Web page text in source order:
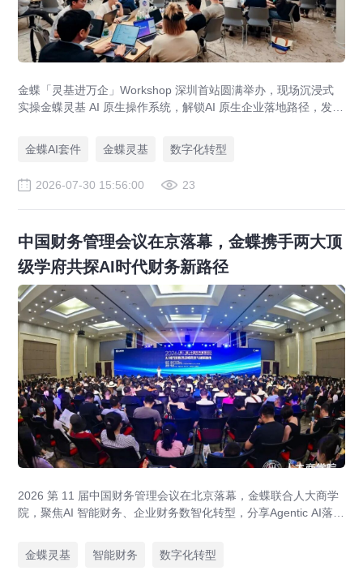
金蝶「灵基进万企」Workshop 深圳首站圆满举办，现场沉浸式
实操金蝶灵基 AI 原生操作系统，解锁AI 原生企业落地路径，发布
业完成数智化升级。
金蝶AI套件 金蝶灵基 数字化转型
2026-07-30 15:56:00 23
中国财务管理会议在京落幕，金蝶携手两大顶
级学府共探AI时代财务新路径
2026 第 11 届中国财务管理会议在北京落幕，金蝶联合人大商学
院，聚焦AI 智能财务、企业财务数智化转型，分享Agentic AI落
全新模式。
金蝶灵基 智能财务 数字化转型